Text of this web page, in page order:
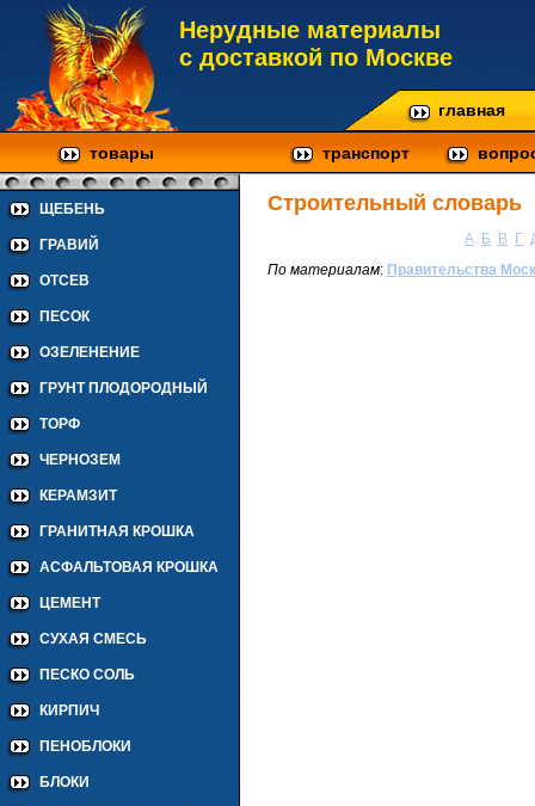
Нерудные материалы
с доставкой по Москве
главная
товары транспорт
ЩЕБЕНЬ
ГРАВИЙ
ОТСЕВ
ПЕСОК
ОЗЕЛЕНЕНИЕ
ГРУНТ ПЛОДОРОДНЫЙ
ТОРФ
ЧЕРНОЗЕМ
КЕРАМЗИТ
ГРАНИТНАЯ КРОШКА
АСФАЛЬТОВАЯ КРОШКА
ЦЕМЕНТ
СУХАЯ СМЕСЬ
ПЕСКО СОЛЬ
КИРПИЧ
ПЕНОБЛОКИ
БЛОКИ
Строительный словарь
А Б В Г
По материалам: Правительства